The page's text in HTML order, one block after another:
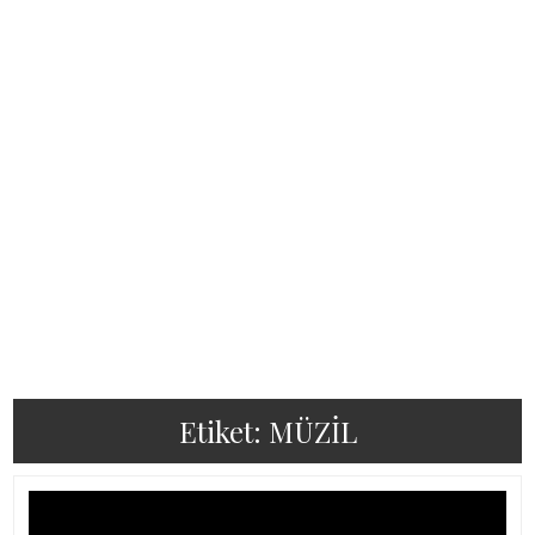
Etiket: MÜZİL